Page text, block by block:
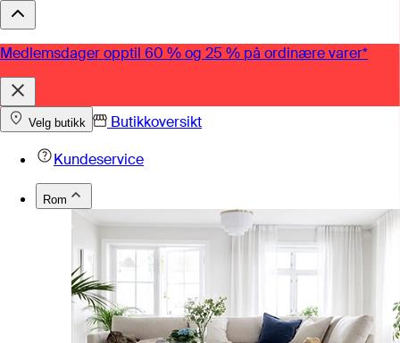
Medlemsdager opptil 60 % og 25 % på ordinære varer*
Velg butikk
Butikkoversikt
Kundeservice
Rom